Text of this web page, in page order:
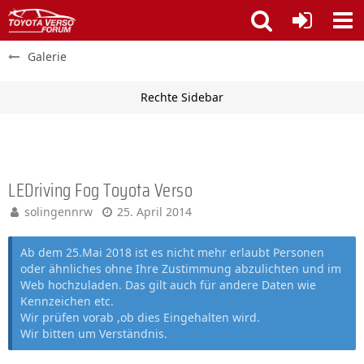
Galerie
LEDriving Fog Toyota Verso
solingennrw 25. April 2014
Ab dem 25.Mai 2018 ist es nicht mehr erlaubt Personen
oder ähnliches ohne Ihre Zustimmung abzulichten und im
Web hochzuladen. Das gilt auch für andere Daten wie
Kennzeichen etc.
Wir prüfen vorab ,ob dies Eingehalten wird.
Wir bitten um Verständnis.